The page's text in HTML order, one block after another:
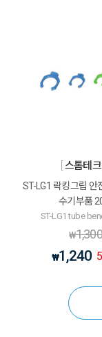
스톰테크
ST-LG1 락킹그립 안
수기부품
ST-LG1 tube
₩1,300
₩1,240 5